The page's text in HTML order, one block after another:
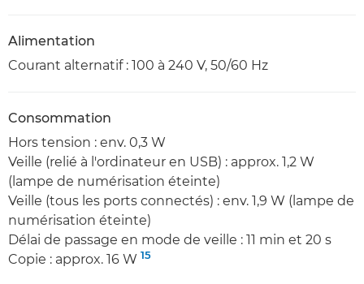
Alimentation
Courant alternatif : 100 à 240 V, 50/60 Hz
Consommation
Hors tension : env. 0,3 W
Veille (relié à l'ordinateur en USB) : approx. 1,2 W
(lampe de numérisation éteinte)
Veille (tous les ports connectés) : env. 1,9 W (lampe de
numérisation éteinte)
Délai de passage en mode de veille : 11 min et 20 s
Copie : approx. 16 W 15